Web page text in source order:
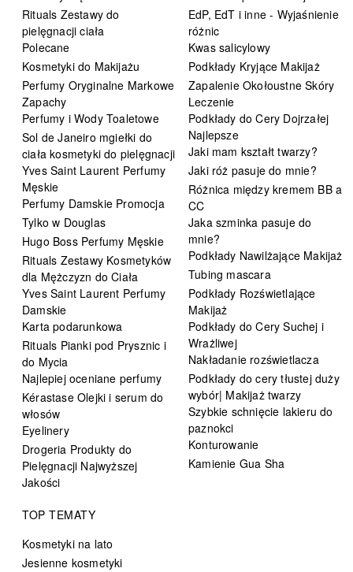
Rituals Zestawy do
pielęgnacji ciała
Polecane
Kosmetyki do Makijażu
Perfumy Oryginalne Markowe
Zapachy
Perfumy i Wody Toaletowe
Sol de Janeiro mgiełki do
ciała kosmetyki do pielęgnacji
Yves Saint Laurent Perfumy
Męskie
Perfumy Damskie Promocja
Tylko w Douglas
Hugo Boss Perfumy Męskie
Rituals Zestawy Kosmetyków
dla Mężczyzn do Ciała
Yves Saint Laurent Perfumy
Damskie
Karta podarunkowa
Rituals Pianki pod Prysznic i
do Mycia
Najlepiej oceniane perfumy
Kérastase Olejki i serum do
włosów
Eyelinery
Drogeria Produkty do
Pielęgnacji Najwyższej
Jakości
EdP, EdT i inne - Wyjaśnienie
różnic
Kwas salicylowy
Podkłady Kryjące Makijaż
Zapalenie Okołoustne Skóry
Leczenie
Podkłady do Cery Dojrzałej
Najlepsze
Jaki mam kształt twarzy?
Jaki róż pasuje do mnie?
Różnica między kremem BB a
CC
Jaka szminka pasuje do
mnie?
Podkłady Nawilżające Makijaż
Tubing mascara
Podkłady Rozświetlające
Makijaż
Podkłady do Cery Suchej i
Wrażliwej
Nakładanie rozświetlacza
Podkłady do cery tłustej duży
wybór| Makijaż twarzy
Szybkie schnięcie lakieru do
paznokci
Konturowanie
Kamienie Gua Sha
TOP TEMATY
Kosmetyki na lato
Jesienne kosmetyki